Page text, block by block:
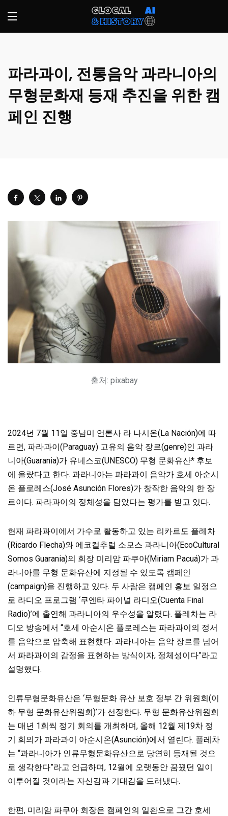
파라과이, 전통음악 과라니아의
무형문화재 등재 추진을 위한 캠
페인 진행
출처: pixabay
2024년 7월 11일 중남미 언론사 라 나시온(La Nación)에 따
르면, 파라과이(Paraguay) 고유의 음악 장르(genre)인 과라
니아(Guarania)가 유네스코(UNESCO) 무형 문화유산* 후보
에 올랐다고 한다. 과라니아는 파라과이 음악가 호세 아순시
온 플로레스(José Asunción Flores)가 창작한 음악의 한 장
르이다. 파라과이의 정체성을 담았다는 평가를 받고 있다.
현재 파라과이에서 가수로 활동하고 있는 리카르도 플레차
(Ricardo Flecha)와 에코컬추럴 소모스 과라니아(EcoCultural
Somos Guarania)의 회장 미리암 파쿠아(Miriam Pacuá)가 과
라니아를 무형 문화유산에 지정될 수 있도록 캠페인
(campaign)을 진행하고 있다. 두 사람은 캠페인 홍보 일정으
로 라디오 프로그램 ‘쿠엔타 파이널 라디오(Cuenta Final
Radio)’에 출연해 과라니아의 우수성을 알렸다. 플레차는 라
디오 방송에서 “호세 아순시온 플로레스는 파라과이의 정서
를 음악으로 압축해 표현했다. 과라니아는 음악 장르를 넘어
서 파라과이의 감정을 표현하는 방식이자, 정체성이다”라고
설명했다.
인류무형문화유산은 ‘무형문화 유산 보호 정부 간 위원회(이
하 무형 문화유산위원회)’가 선정한다. 무형 문화유산위원회
는 매년 1회씩 정기 회의를 개최하며, 올해 12월 제19차 정
기 회의가 파라과이 아순시온(Asunción)에서 열린다. 플레차
는 “과라니아가 인류무형문화유산으로 당연히 등재될 것으
로 생각한다”라고 언급하며, 12월에 오랫동안 꿈꿨던 일이
이루어질 것이라는 자신감과 기대감을 드러냈다.
한편, 미리암 파쿠아 회장은 캠페인의 일환으로 그간 호세